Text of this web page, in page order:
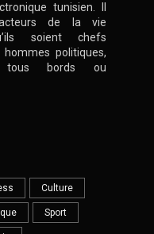
tunisien. Il
acteurs de la vie
soient chefs
hommes politiques,
tous bords ou
Culture
Sport